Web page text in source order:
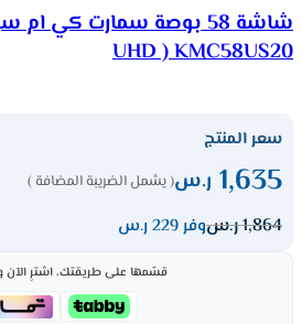
UHD ) KMC58US20
سعر المنتج
1,635 ر.س( يشمل الضريبة المضافة )
1,864ر.سوفر 229 ر.س
قسّمها على طريقتك، اشترِ الآن